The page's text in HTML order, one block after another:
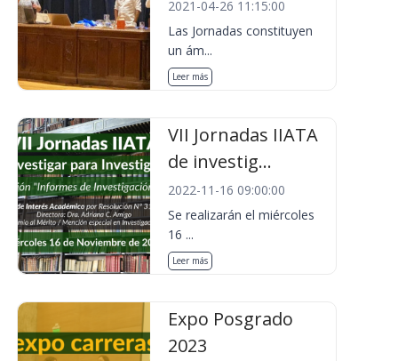
2021-04-26 11:15:00
Las Jornadas constituyen
un ám...
Leer más
VII Jornadas IIATA
de investig...
2022-11-16 09:00:00
Se realizarán el miércoles
16 ...
Leer más
Expo Posgrado
2023